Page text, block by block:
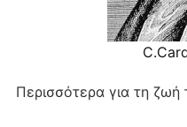
Περισσότερα για τη ζωή